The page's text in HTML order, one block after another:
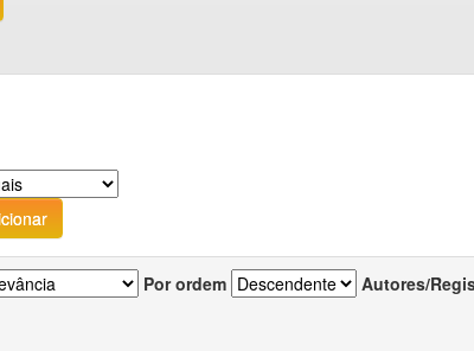
Por ordem Autores/